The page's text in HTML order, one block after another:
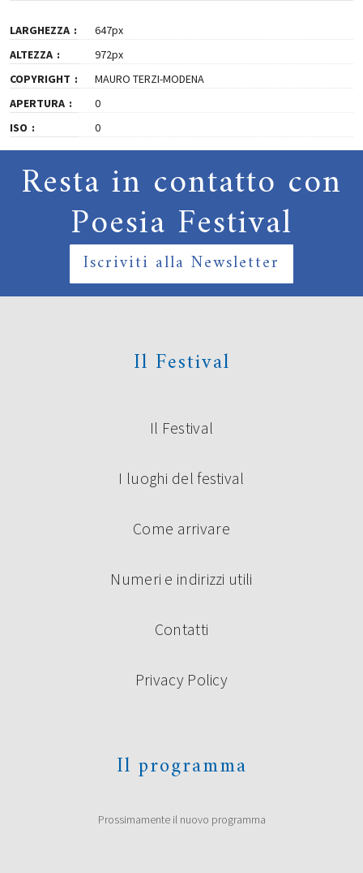
LARGHEZZA
647px
ALTEZZA
972px
COPYRIGHT
MAURO TERZI-MODENA
APERTURA
0
ISO
0
Resta in contatto con
Poesia Festival
Iscriviti alla Newsletter
Il Festival
Il Festival
I luoghi del festival
Come arrivare
Numeri e indirizzi utili
Contatti
Privacy Policy
Il programma
Prossimamente il nuovo programma